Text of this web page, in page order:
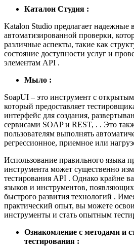
Каталон Студия :
Katalon Studio предлагает надежные
автоматизированной проверки,
различные аспекты, такие как
состояние доступности услуг и
элементам API .
Мыло :
SoapUI – это инструмент с
который предоставляет
интерфейс для создания,
сервисами SOAP и REST, . . Это
пользователям выполнять
регрессионное, приемное или
Использование правильного языка
инструмента может существенно
тестирования API . Однако крайне
языков и инструментов,
быстрого развития технологий .
практический опыт, вы можете
инструменты и стать опытным
Ознакомление с методами и
тестирования :